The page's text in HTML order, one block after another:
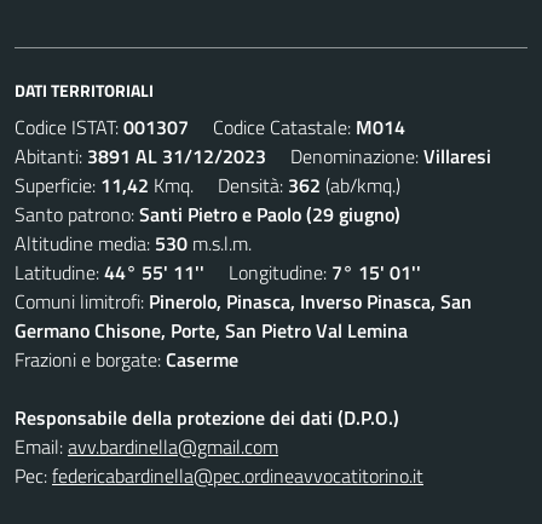
DATI TERRITORIALI
Codice ISTAT:001307 Codice Catastale: M014
Abitanti: 3891 AL 31/12/2023 Denominazione:Villaresi
Superficie: 11,42 Kmq. Densità: 362 (ab/kmq.)
Santo patrono:Santi Pietro e Paolo (29 giugno)
Altitudine media: 530 m.s.l.m.
Latitudine:44° 55' 11'' Longitudine: 7° 15' 01''
Comuni limitrofi: Pinerolo, Pinasca, Inverso Pinasca, San
Germano Chisone, Porte, San Pietro Val Lemina
Frazioni e borgate:Caserme
Responsabile della protezione dei dati (D.P.O.)
Email:avv.bardinella@gmail.com
Pec:federicabardinella@pec.ordineavvocatitorino.it